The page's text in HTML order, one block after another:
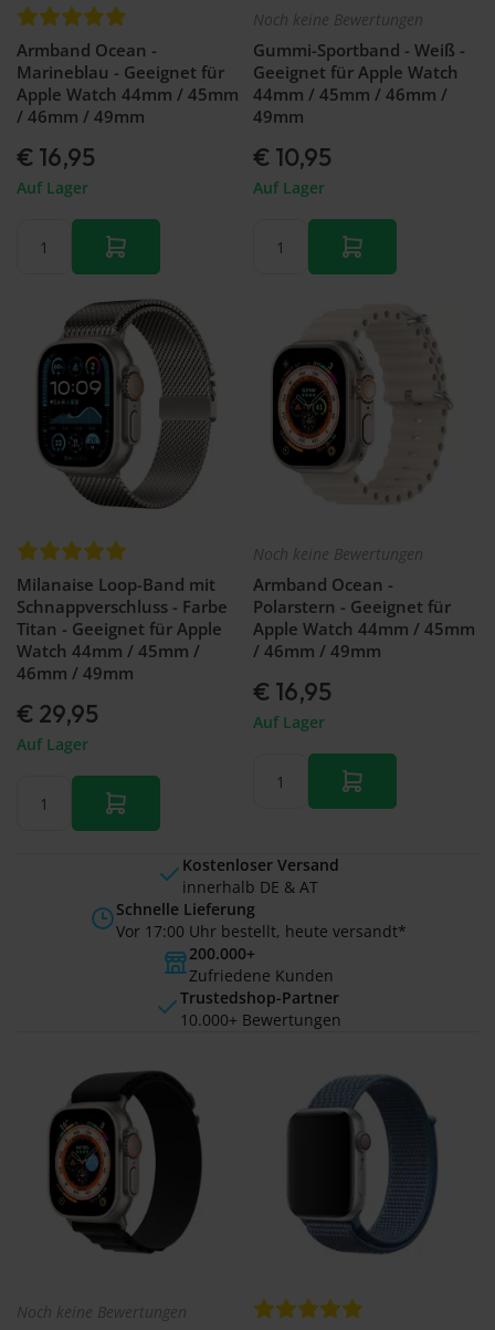
Armband Ocean -
Marineblau - Geeignet für
Apple Watch 44mm / 45mm
/ 46mm / 49mm
€ 16,95
Auf Lager
Noch keine Bewertungen
Gummi-Sportband - Weiß -
Geeignet für Apple Watch
44mm / 45mm / 46mm /
49mm
€ 10,95
Auf Lager
Milanaise Loop-Band mit
Schnappverschluss - Farbe
Titan - Geeignet für Apple
Watch 44mm / 45mm /
46mm / 49mm
€ 29,95
Auf Lager
Noch keine Bewertungen
Armband Ocean -
Polarstern - Geeignet für
Apple Watch 44mm / 45mm
/ 46mm / 49mm
€ 16,95
Auf Lager
Kostenloser Versand
innerhalb DE & AT
Schnelle Lieferung
Vor 17:00 Uhr bestellt, heute versandt*
200.000+
Zufriedene Kunden
Trustedshop-Partner
10.000+ Bewertungen
Noch keine Bewertungen